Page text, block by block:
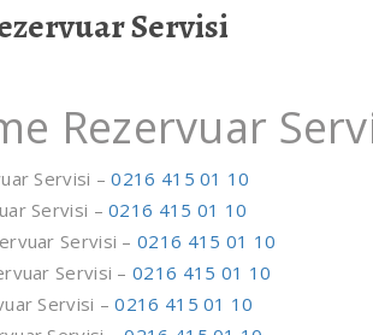
Servisi
Rezervuar
Servisi –0216 415 01 10
Servisi –0216 415 01 10
Servisi – 0216 415 01 10
Servisi – 0216 415 01 10
Servisi –0216 415 01 10